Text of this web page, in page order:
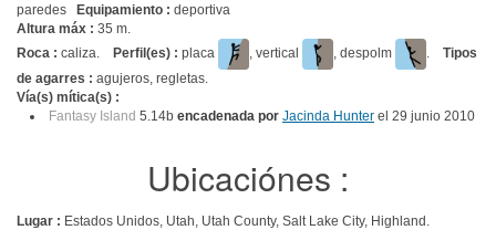
paredes
Equipamiento : deportiva
Altura máx : 35 m.
Roca : caliza. Perfil(es) : placa , vertical , despolm . Tipos
de agarres : agujeros, regletas.
Vía(s) mítica(s) :
Fantasy Island 5.14b encadenada por Jacinda Hunter el 29 junio 2010
Ubicaciónes :
Lugar : Estados Unidos, Utah, Utah County, Salt Lake City, Highland.